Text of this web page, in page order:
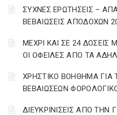
ΣΥΧΝΕΣ ΕΡΩΤΗΣΕΙΣ –
ΒΕΒΑΙΩΣΕΙΣ ΑΠΟΔΟΧΩΝ
ΜΕΧΡΙ ΚΑΙ ΣΕ 24
ΟΙ ΟΦΕΙΛΕΣ ΑΠΟ ΤΑ
ΧΡΗΣΤΙΚΟ ΒΟΗΘΗΜΑ
ΒΕΒΑΙΩΣΕΩΝ
ΔΙΕΥΚΡΙΝΙΣΕΙΣ ΑΠΟ ΤΗΝ